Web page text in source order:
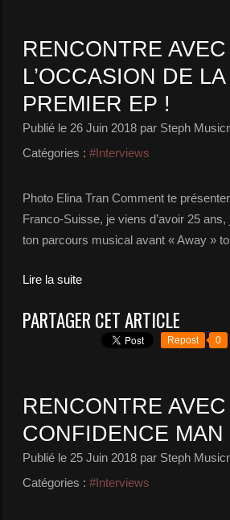
RENCONTRE
L’OCCASION DE
PREMIER EP !
Publié le 26 Juin 2018 par Steph
Catégories : #Interviews
Photo Elina Tran Comment te
Franco-Suisse, je viens d’avoir 25
ton parcours musical avant « Away »
Lire la suite
PARTAGER CET ARTICLE
Repost 0
RENCONTRE
CONFIDENCE
Publié le 25 Juin 2018 par Steph
Catégories : #Interviews